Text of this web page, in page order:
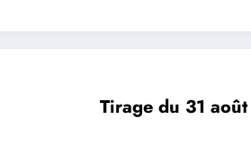
Tirage du 31